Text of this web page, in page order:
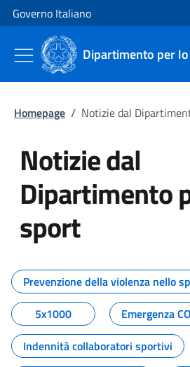
Vai al contenuto
Vai alla navigazione del sito
Governo Italiano
Dipartimento per
Homepage / Notizie dal
Notizie dal
Dipartimento
sport
Tutti i contenuti
Prevenzione della violenza nello
5x1000
Emergenza
Indennità collaboratori sportivi